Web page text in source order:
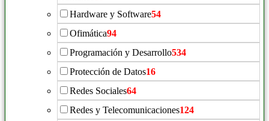
Hardware y Software54
Ofimática94
Programación y Desarrollo534
Protección de Datos16
Redes Sociales64
Redes y Telecomunicaciones124